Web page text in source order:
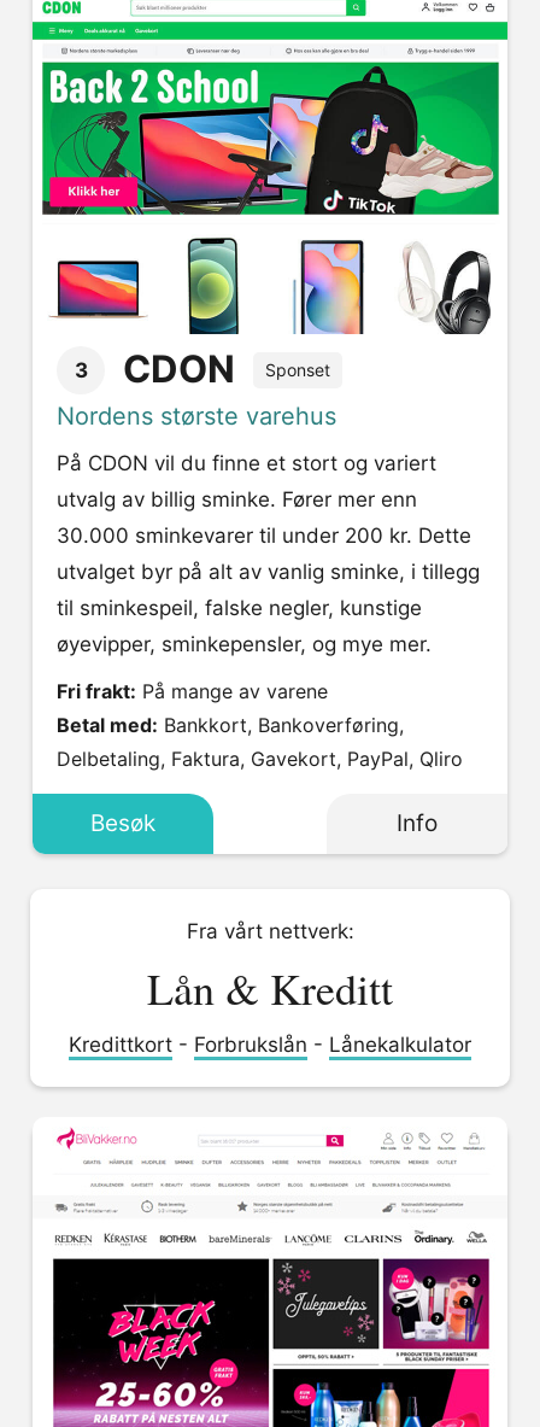
3 CDON Sponset
Nordens største varehus
På CDON vil du finne et stort og variert
utvalg av billig sminke. Fører mer enn
30.000 sminkevarer til under 200 kr. Dette
utvalget byr på alt av vanlig sminke, i tillegg
til sminkespeil, falske negler, kunstige
øyevipper, sminkepensler, og mye mer.
Fri frakt: På mange av varene
Betal med:
Delbetaling, Faktura, Gavekort, PayPal, Qliro
Besøk Info
Fra vårt nettverk:
Lån & Kreditt
Kredittkort - Forbrukslån - Lånekalkulator